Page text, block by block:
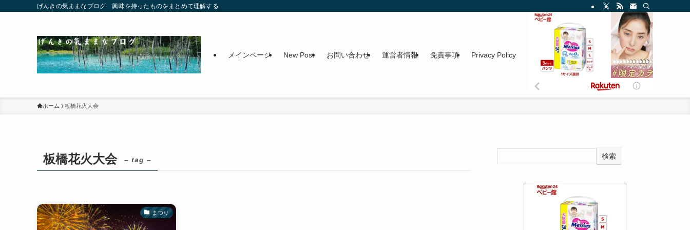
げんきの気ままなブログ 興味を持ったものをまとめて理解する
メインページ New Post お問い合わせ 運営者情報 免責事項 Privacy Policy
ホーム 板橋花火大会
板橋花火大会 – tag –
まつり
検索